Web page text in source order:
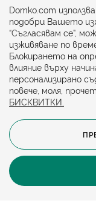
Начини на
©
Общи
Domko.com
подобри Вашето
“Съгласявам се”,
изживяване по
Блокирането на
влияние върху
персонализирано
повече, моля,
БИСКВИТКИ.